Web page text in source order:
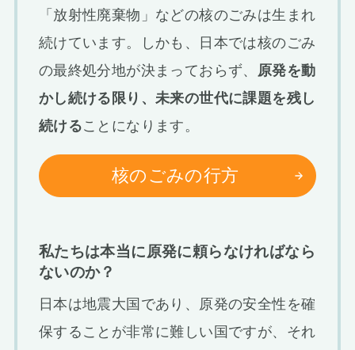
「放射性廃棄物」などの核のごみは生まれ
続けています。しかも、日本では核のごみ
の最終処分地が決まっておらず、
原発を動
かし続ける限り、未来の世代に課題を残し
続けることになります。
核のごみの行方
私たちは本当に原発に頼らなければなら
ないのか？
日本は地震大国であり、原発の安全性を確
保することが非常に難しい国ですが、それ